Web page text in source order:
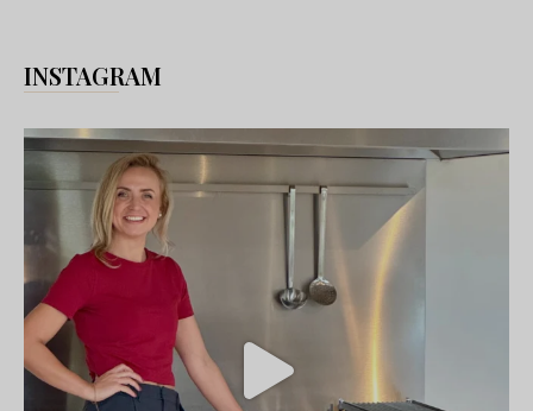
INSTAGRAM